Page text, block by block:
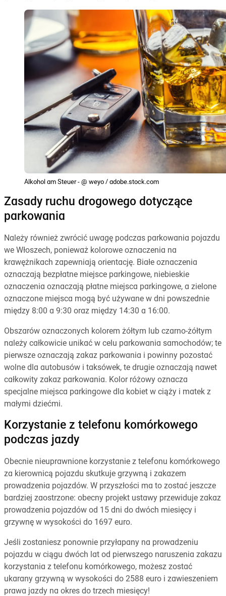
Alkohol am Steuer - @ weyo / adobe.stock.com
Zasady ruchu drogowego dotyczące
parkowania
Należy również zwrócić uwagę podczas parkowania pojazdu
we Włoszech, ponieważ kolorowe oznaczenia na
krawężnikach zapewniają orientację. Białe oznaczenia
oznaczają bezpłatne miejsce parkingowe, niebieskie
oznaczenia oznaczają płatne miejsca parkingowe, a zielone
oznaczone miejsca mogą być używane w dni powszednie
między 8:00 a 9:30 oraz między 14:30 a 16:00.
Obszarów oznaczonych kolorem żółtym lub czarno-żółtym
należy całkowicie unikać w celu parkowania samochodów; te
pierwsze oznaczają zakaz parkowania i powinny pozostać
wolne dla autobusów i taksówek, te drugie oznaczają nawet
całkowity zakaz parkowania. Kolor różowy oznacza
specjalne miejsca parkingowe dla kobiet w ciąży i matek z
małymi dziećmi.
Korzystanie z telefonu komórkowego
podczas jazdy
Obecnie nieuprawnione korzystanie z telefonu komórkowego
za kierownicą pojazdu skutkuje grzywną i zakazem
prowadzenia pojazdów. W przyszłości ma to zostać jeszcze
bardziej zaostrzone: obecny projekt ustawy przewiduje zakaz
prowadzenia pojazdów od 15 dni do dwóch miesięcy i
grzywnę w wysokości do 1697 euro.
Jeśli zostaniesz ponownie przyłapany na prowadzeniu
pojazdu w ciągu dwóch lat od pierwszego naruszenia zakazu
korzystania z telefonu komórkowego, możesz zostać
ukarany grzywną w wysokości do 2588 euro i zawieszeniem
prawa jazdy na okres do trzech miesięcy!